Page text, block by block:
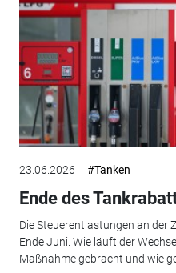
23.06.2026 #Tanken
Ende des
Die Steuerentlastungen an der
Ende Juni. Wie läuft der
Maßnahme gebracht und wie